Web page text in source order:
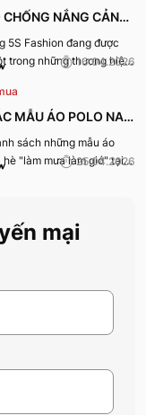
CHỐNG NẮNG CẢN
NẮNG TỐT NHẤT
2026
5S Fashion đang được
trong những thương hiệu
gì? Vì sao lại được đánh
vậy? Cùng đi hết bài
16.04.2026
MẪU ÁO POLO NAM
CHẠY NHẤT CỦA 5S
sách những mẫu áo
hè "làm mưa làm gió" tại
25.04.2026
mại